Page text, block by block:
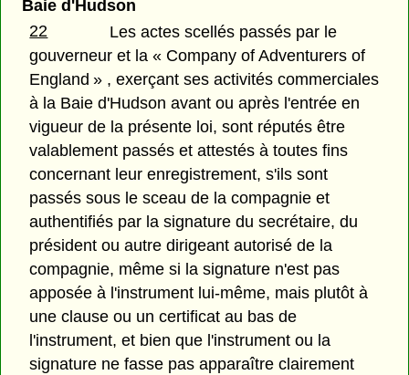
Baie d'Hudson
22
Les actes scellés passés par le
gouverneur et la « Company of Adventurers of
England » , exerçant ses activités commerciales
à la Baie d'Hudson avant ou après l'entrée en
vigueur de la présente loi, sont réputés être
valablement passés et attestés à toutes fins
concernant leur enregistrement, s'ils sont
passés sous le sceau de la compagnie et
authentifiés par la signature du secrétaire, du
président ou autre dirigeant autorisé de la
compagnie, même si la signature n'est pas
apposée à l'instrument lui-même, mais plutôt à
une clause ou un certificat au bas de
l'instrument, et bien que l'instrument ou la
signature ne fasse pas apparaître clairement